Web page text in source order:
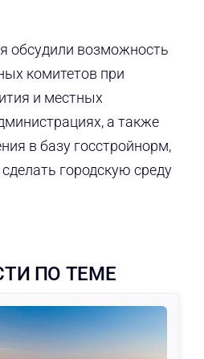
обсудили возможность
комитетов при
и местных
а также
в базу госстройнорм,
городскую среду
ПО ТЕМЕ